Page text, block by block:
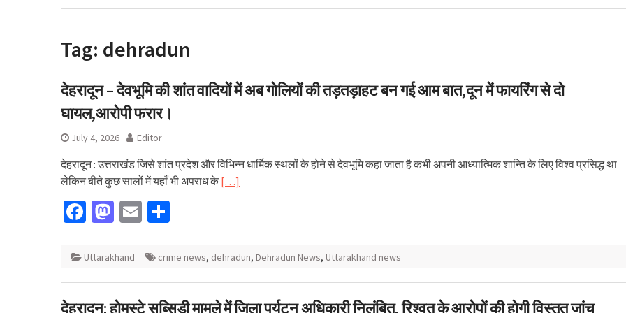
Tag: dehradun
देहरादून – देवभूमि की शांत वादियों में अब गोलियों की तड़तड़ाहट बन गई आम बात,दून में फायरिंग से दो
घायल,आरोपी फरार।
July 4, 2026 Editor
देहरादून : उत्तराखंड जिसे शांत प्रदेश और विभिन्न धार्मिक स्थलों के होने से देवभूमि कहा जाता है कभी अपनी आध्यात्मिक शान्ति के लिए विश्व प्रसिद्ध था
लेकिन बीते कुछ सालों में यहाँ भी अपराध के […]
Facebook
Mastodon
Email
Uttarakhand crime news, dehradun, Dehradun News, Uttarakhand news
देहरादून: होमस्टे सब्सिडी मामले में जिला पर्यटन अधिकारी निलंबित, रिश्वत के आरोपों की होगी विस्तृत जांच